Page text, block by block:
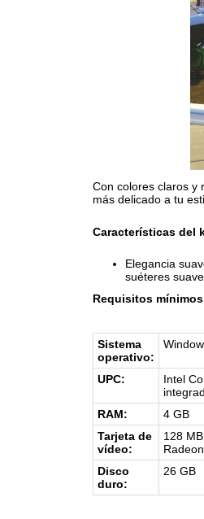
Con colores claros y
más delicado a tu
Características del
Elegancia
suéteres
Requisitos
Sistema
operativo:
UPC:
Intel
RAM:
4 GB
Tarjeta de
vídeo:
128
Disco
duro:
26 GB